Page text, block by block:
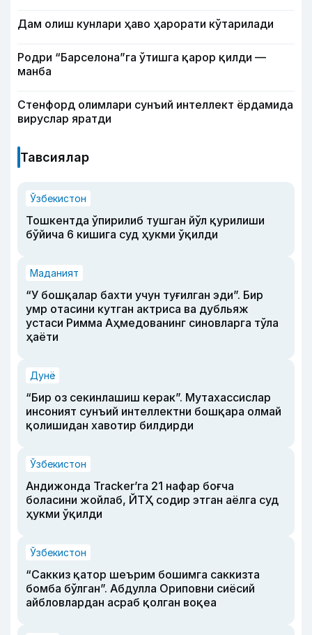
Дам олиш кунлари ҳаво ҳарорати кўтарилади
Родри “Барселона”га ўтишга қарор қилди —
манба
Стенфорд олимлари сунъий интеллект ёрдамида
вируслар яратди
Тавсиялар
Ўзбекистон
Тошкентда ўпирилиб тушган йўл қурилиши
бўйича 6 кишига суд ҳукми ўқилди
Маданият
“У бошқалар бахти учун туғилган эди”. Бир
умр отасини кутган актриса ва дубльяж
устаси Римма Аҳмедованинг синовларга тўла
ҳаёти
Дунё
“Бир оз секинлашиш керак”. Мутахассислар
инсоният сунъий интеллектни бошқара олмай
қолишидан хавотир билдирди
Ўзбекистон
Андижонда Tracker’га 21 нафар боғча
боласини жойлаб, ЙТҲ содир этган аёлга суд
ҳукми ўқилди
Ўзбекистон
“Саккиз қатор шеърим бошимга саккизта
бомба бўлган”. Абдулла Ориповни сиёсий
айбловлардан асраб қолган воқеа